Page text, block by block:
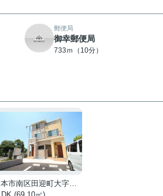
郵便局
御幸郵便局
733ｍ（10分）
熊本市南区田迎町大字田井島